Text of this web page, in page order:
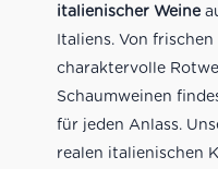
italienischer Weine
Italiens. Von
charaktervolle
Schaumweinen
für jeden Anlass.
realen italienischen